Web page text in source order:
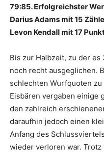
79:85. Erfolgreichster
Darius Adams mit 15
Levon Kendall mit 17
Bis zur Halbzeit, zu der
noch recht ausgeglichen.
schlechten Wurfquoten
Eisbären vergaben einige
den zahlreich
daraufhin jedoch einen
Anfang des
wieder verloren war.